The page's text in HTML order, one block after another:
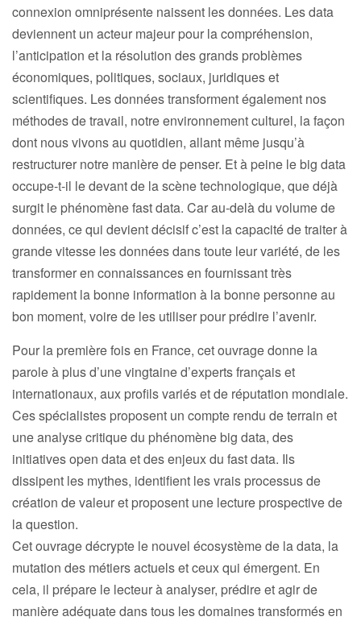
connexion omniprésente naissent les données. Les data
deviennent un acteur majeur pour la compréhension,
l’anticipation et la résolution des grands problèmes
économiques, politiques, sociaux, juridiques et
scientifiques. Les données transforment également nos
méthodes de travail, notre environnement culturel, la façon
dont nous vivons au quotidien, allant même jusqu’à
restructurer notre manière de penser. Et à peine le big data
occupe-t-il le devant de la scène technologique, que déjà
surgit le phénomène fast data. Car au-delà du volume de
données, ce qui devient décisif c’est la capacité de traiter à
grande vitesse les données dans toute leur variété, de les
transformer en connaissances en fournissant très
rapidement la bonne information à la bonne personne au
bon moment, voire de les utiliser pour prédire l’avenir.
Pour la première fois en France, cet ouvrage donne la
parole à plus d’une vingtaine d’experts français et
internationaux, aux profils variés et de réputation mondiale.
Ces spécialistes proposent un compte rendu de terrain et
une analyse critique du phénomène big data, des
initiatives open data et des enjeux du fast data. Ils
dissipent les mythes, identifient les vrais processus de
création de valeur et proposent une lecture prospective de
la question.
Cet ouvrage décrypte le nouvel écosystème de la data, la
mutation des métiers actuels et ceux qui émergent. En
cela, il prépare le lecteur à analyser, prédire et agir de
manière adéquate dans tous les domaines transformés en